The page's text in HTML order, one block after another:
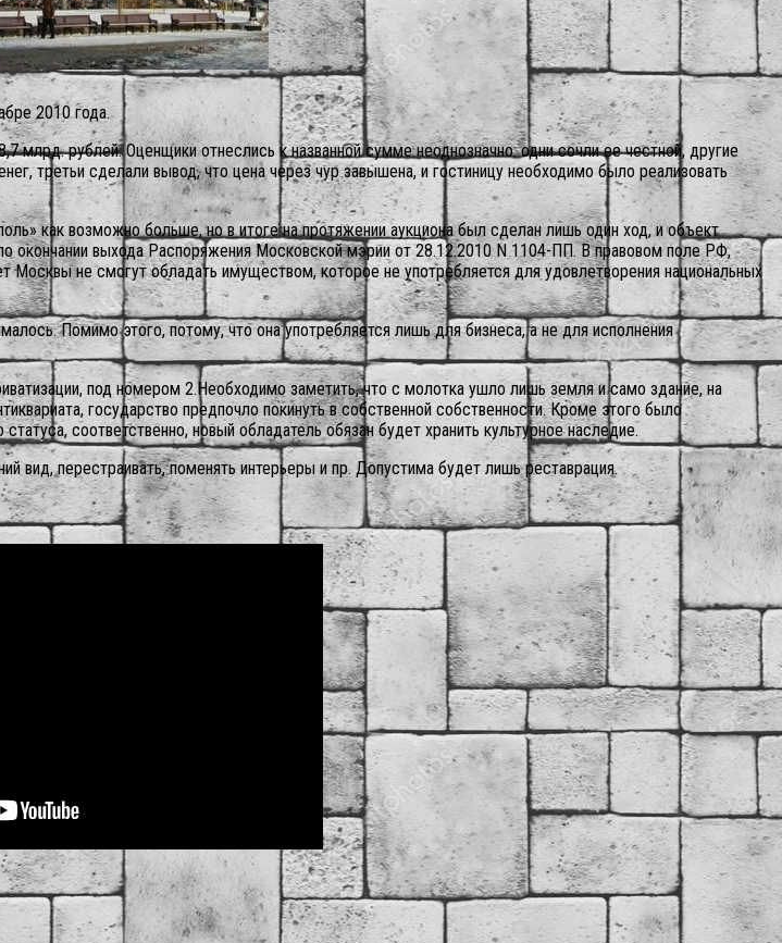
2010 года.
млрд. рублей. Оценщики отнеслись к названной сумме неоднозначно: одни сочли ее честной, другие
третьи сделали вывод, что цена через чур завышена, и гостиницу необходимо было реализовать
как возможно больше, но в итоге на протяжении аукциона был сделан лишь один ход, и объект
окончании выхода Распоряжения Московской мэрии от 28.12.2010 N 1104-ПП.В правовом поле РФ,
не смогут обладать имуществом, которое не употребляется для удовлетворения национальных
Помимо этого, потому, что она употребляется лишь для бизнеса, а не для исполнения
под номером 2.Необходимо заметить, что с молотка ушло лишь земля и само здание, на
государство предпочло покинуть в собственной собственности. Кроме этого было
соответственно, новый обладатель обязан будет хранить культурное наследие.
вид, перестраивать, поменять интерьеры и пр. Допустима будет лишь реставрация.